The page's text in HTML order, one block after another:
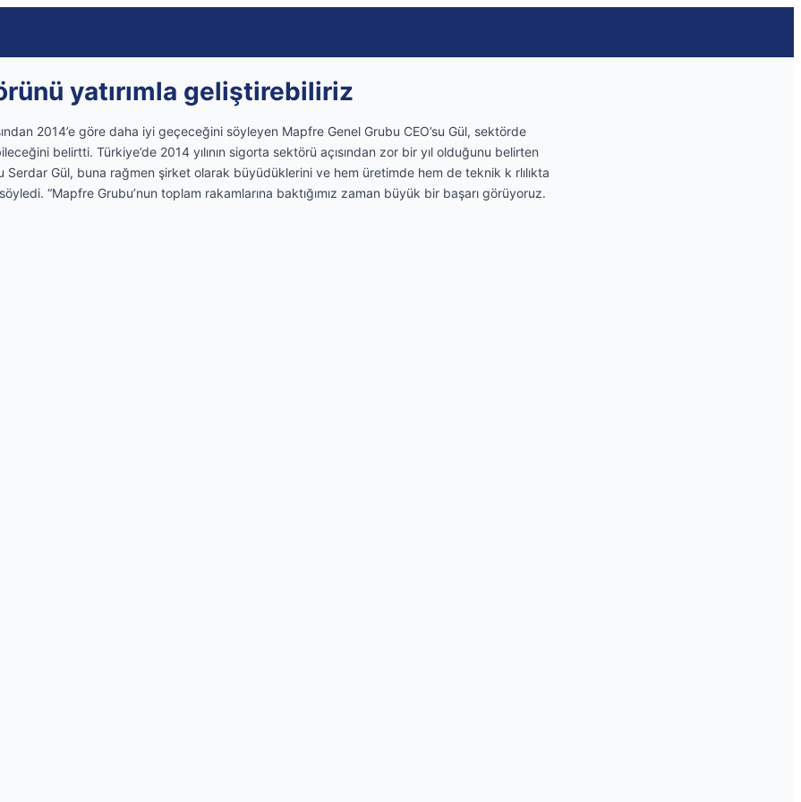
yatırımla geliştirebiliriz
2014’e göre daha iyi geçeceğini söyleyen Mapfre Genel Grubu CEO’su Gül, sektörde
belirtti. Türkiye’de 2014 yılının sigorta sektörü açısından zor bir yıl olduğunu belirten
Serdar Gül, buna rağmen şirket olarak büyüdüklerini ve hem üretimde hem de teknik k rlılıkta
söyledi. “Mapfre Grubu’nun toplam rakamlarına baktığımız zaman büyük bir başarı görüyoruz.